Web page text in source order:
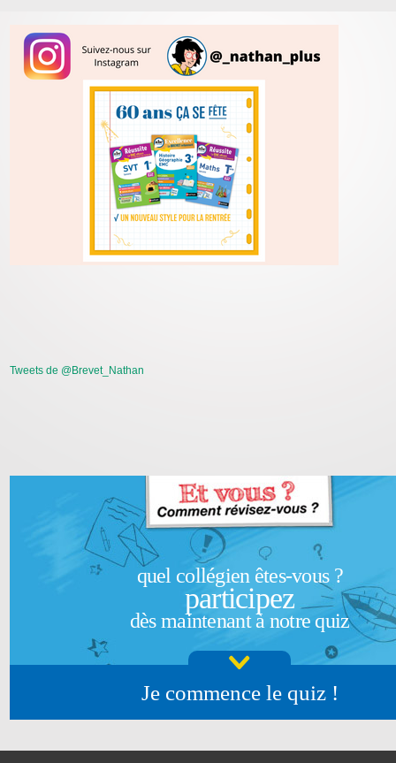
Tweets de @Brevet_Nathan
quel collégien êtes-vous ?
participez
dès maintenant à notre quiz
Je commence le quiz !